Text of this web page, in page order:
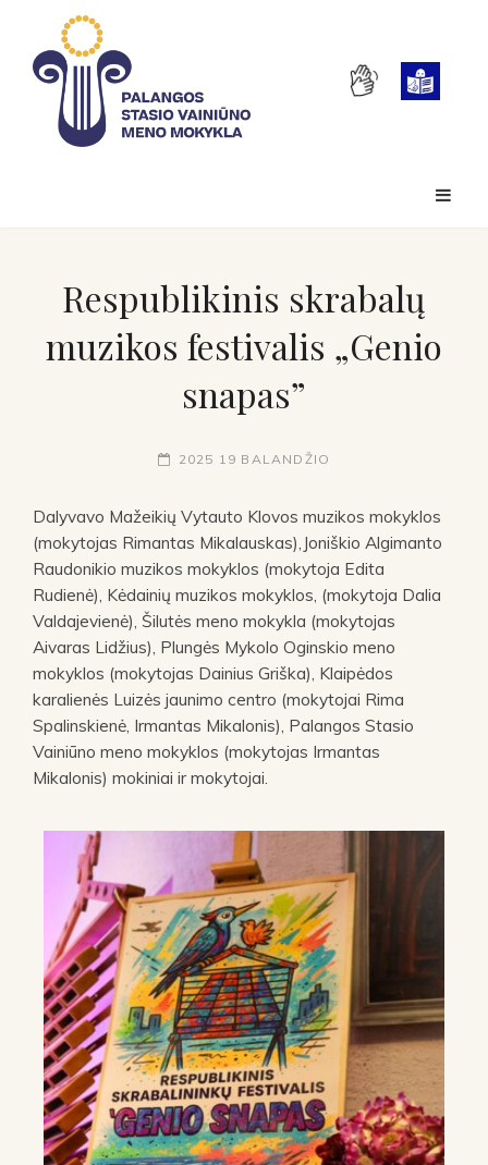
Respublikinis skrabalų
muzikos festivalis „Genio
snapas”
2025 19 BALANDŽIO
Dalyvavo Mažeikių Vytauto Klovos muzikos mokyklos
(mokytojas Rimantas Mikalauskas),Joniškio Algimanto
Raudonikio muzikos mokyklos (mokytoja Edita
Rudienė), Kėdainių muzikos mokyklos, (mokytoja Dalia
Valdajevienė), Šilutės meno mokykla (mokytojas
Aivaras Lidžius), Plungės Mykolo Oginskio meno
mokyklos (mokytojas Dainius Griška), Klaipėdos
karalienės Luizės jaunimo centro (mokytojai Rima
Spalinskienė, Irmantas Mikalonis), Palangos Stasio
Vainiūno meno mokyklos (mokytojas Irmantas
Mikalonis) mokiniai ir mokytojai.